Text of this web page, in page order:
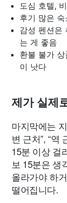
도심 호텔,
후기 많은
감성 펜션은
는 게 좋음
환불 불가
이 낫다
제가 실제
마지막에는
변 근처”, “역
15분 이상 걸
보 15분은 생
올라가야 하
떨어집니다.